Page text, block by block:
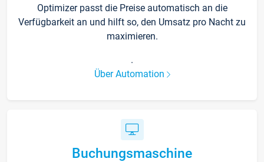
Optimizer passt die Preise automatisch an die
Verfügbarkeit an und hilft so, den Umsatz pro Nacht zu
maximieren.
.
Über Automation
Buchungsmaschine